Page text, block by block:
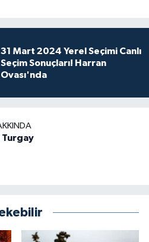
31 Mart 2024 Yerel Seçimi Canlı
Seçim Sonuçları! Harran
Ovası'nda
Turgay